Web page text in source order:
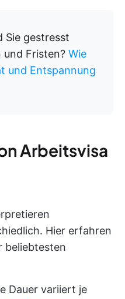
Sie gestresst
und Fristen? Wie
und Entspannung
Arbeitsvisa
Hier erfahren
beliebtesten
Dauer variiert je